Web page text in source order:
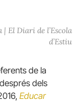
El Diari de l’Escola
d’Estiu
de la
dels
Educar